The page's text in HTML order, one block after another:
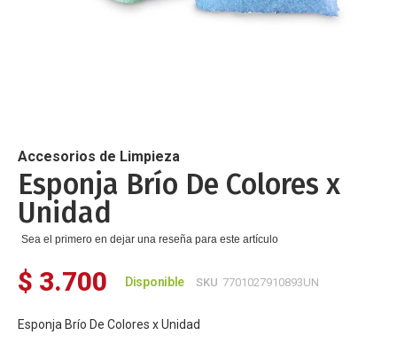
de
la
galería
imágenes
Accesorios de Limpieza
Esponja Brío De Colores x
Unidad
Sea el primero en dejar una reseña para este artículo
$ 3.700 Disponible SKU 7701027910893UN
Esponja Brío De Colores x Unidad